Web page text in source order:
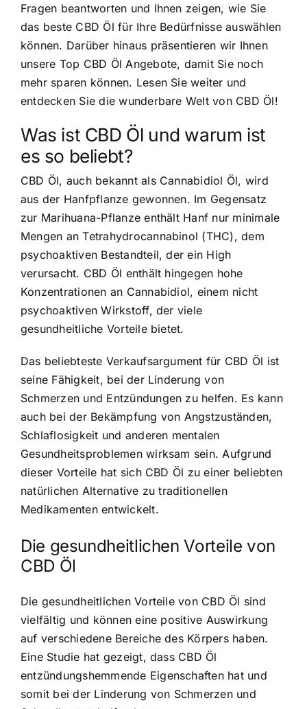
Fragen beantworten und Ihnen zeigen, wie Sie
das beste CBD Öl für Ihre Bedürfnisse auswählen
können. Darüber hinaus präsentieren wir Ihnen
unsere Top CBD Öl Angebote, damit Sie noch
mehr sparen können. Lesen Sie weiter und
entdecken Sie die wunderbare Welt von CBD Öl!
Was ist CBD Öl und warum ist
es so beliebt?
CBD Öl, auch bekannt als Cannabidiol Öl, wird
aus der Hanfpflanze gewonnen. Im Gegensatz
zur Marihuana-Pflanze enthält Hanf nur minimale
Mengen an Tetrahydrocannabinol (THC), dem
psychoaktiven Bestandteil, der ein High
verursacht. CBD Öl enthält hingegen hohe
Konzentrationen an Cannabidiol, einem nicht
psychoaktiven Wirkstoff, der viele
gesundheitliche Vorteile bietet.
Das beliebteste Verkaufsargument für CBD Öl ist
seine Fähigkeit, bei der Linderung von
Schmerzen und Entzündungen zu helfen. Es kann
auch bei der Bekämpfung von Angstzuständen,
Schlaflosigkeit und anderen mentalen
Gesundheitsproblemen wirksam sein. Aufgrund
dieser Vorteile hat sich CBD Öl zu einer beliebten
natürlichen Alternative zu traditionellen
Medikamenten entwickelt.
Die gesundheitlichen Vorteile von
CBD Öl
Die gesundheitlichen Vorteile von CBD Öl sind
vielfältig und können eine positive Auswirkung
auf verschiedene Bereiche des Körpers haben.
Eine Studie hat gezeigt, dass CBD Öl
entzündungshemmende Eigenschaften hat und
somit bei der Linderung von Schmerzen und